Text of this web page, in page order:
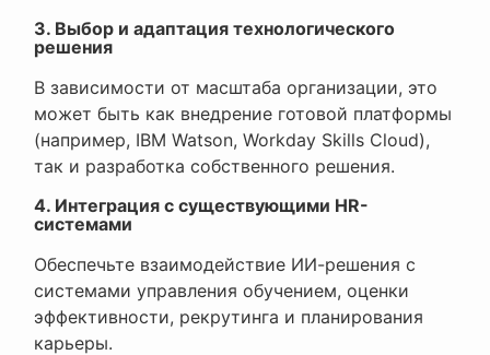
3. Выбор и адаптация технологического
решения
В зависимости от масштаба организации, это
может быть как внедрение готовой платформы
(например, IBM Watson, Workday Skills Cloud),
так и разработка собственного решения.
4. Интеграция с существующими HR-
системами
Обеспечьте взаимодействие ИИ-решения с
системами управления обучением, оценки
эффективности, рекрутинга и планирования
карьеры.